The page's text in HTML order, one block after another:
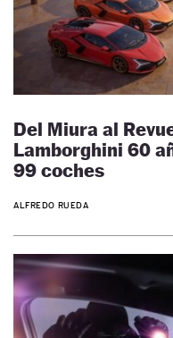
Del Miura al
Lamborghini 60
99 coches
ALFREDO RUEDA